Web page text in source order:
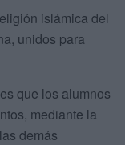
islámica del
unidos para
que los alumnos
mediante la
demás